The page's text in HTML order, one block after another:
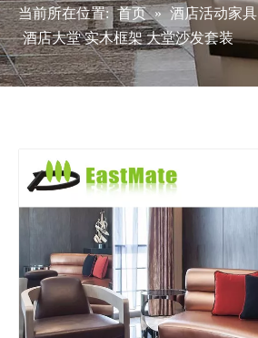
当前所在位置: 首页 » 酒店活动家具
酒店大堂 实木框架 大堂沙发套装